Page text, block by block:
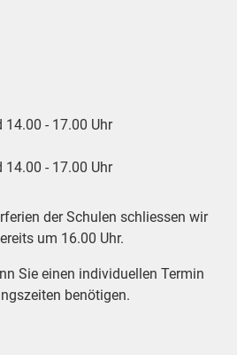
14.00 - 17.00 Uhr
14.00 - 17.00 Uhr
der Schulen schliessen wir
um 16.00 Uhr.
Sie einen individuellen Termin
benötigen.